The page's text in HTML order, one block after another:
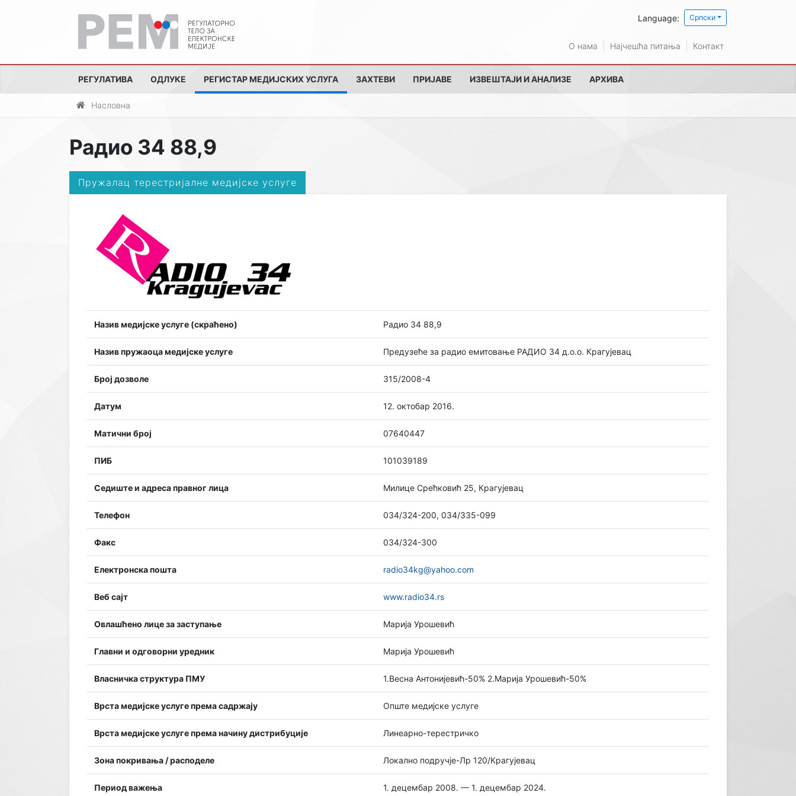
Language: Српски
О нама Најчешћа питања Контакт
РЕГУЛАТИВА ОДЛУКЕ РЕГИСТАР МЕДИЈСКИХ УСЛУГА ЗАХТЕВИ ПРИЈАВЕ ИЗВЕШТАЈИ И АНАЛИЗЕ АРХИВА
Насловна
Радио 34 88,9
Пружалац терестријалне медијске услуге
Назив медијске услуге (скраћено) Радио 34 88,9
Назив пружаоца медијске услуге Предузеће за радио емитовање РАДИО 34 д.о.о. Крагујевац
Број дозволе 315/2008-4
Датум 12. октобар 2016.
Матични број 07640447
ПИБ 101039189
Седиште и адреса правног лица Милице Срећковић 25, Крагујевац
Телефон 034/324-200, 034/335-099
Факс 034/324-300
Електронска пошта radio34kg@yahoo.com
Веб сајт www.radio34.rs
Овлашћено лице за заступање Марија Урошевић
Главни и одговорни уредник Марија Урошевић
Власничка структура ПМУ 1.Весна Антонијевић-50% 2.Марија Урошевић-50%
Врста медијске услуге према садржају Опште медијске услуге
Врста медијске услуге према начину дистрибуције Линеарно-терестричко
Зона покривања / расподеле Локално подручје-Лр 120/Крагујевац
Период важења 1. децембар 2008. — 1. децембар 2024.